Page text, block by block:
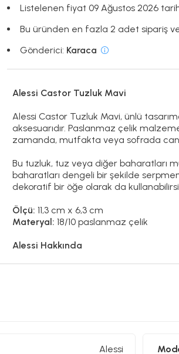
Listelenen fiyat 09 Ağustos 2026
Bu üründen en fazla 2 adet sipariş
Gönderici: Karaca
Alessi Castor Tuzluk Mavi
Alessi Castor Tuzluk Mavi, ünlü
aksesuarıdır. Paslanmaz çelik
zamanda, mutfakta veya sofrada
Bu tuzluk, tuz veya diğer baharatları
baharatları dengeli bir şekilde
dekoratif bir öğe olarak da
Ölçü: 11,3 cm x 6,3 cm
Materyal:18/10 paslanmaz çelik
Alessi Hakkında
son derece yetenekli ustalar
Alessi